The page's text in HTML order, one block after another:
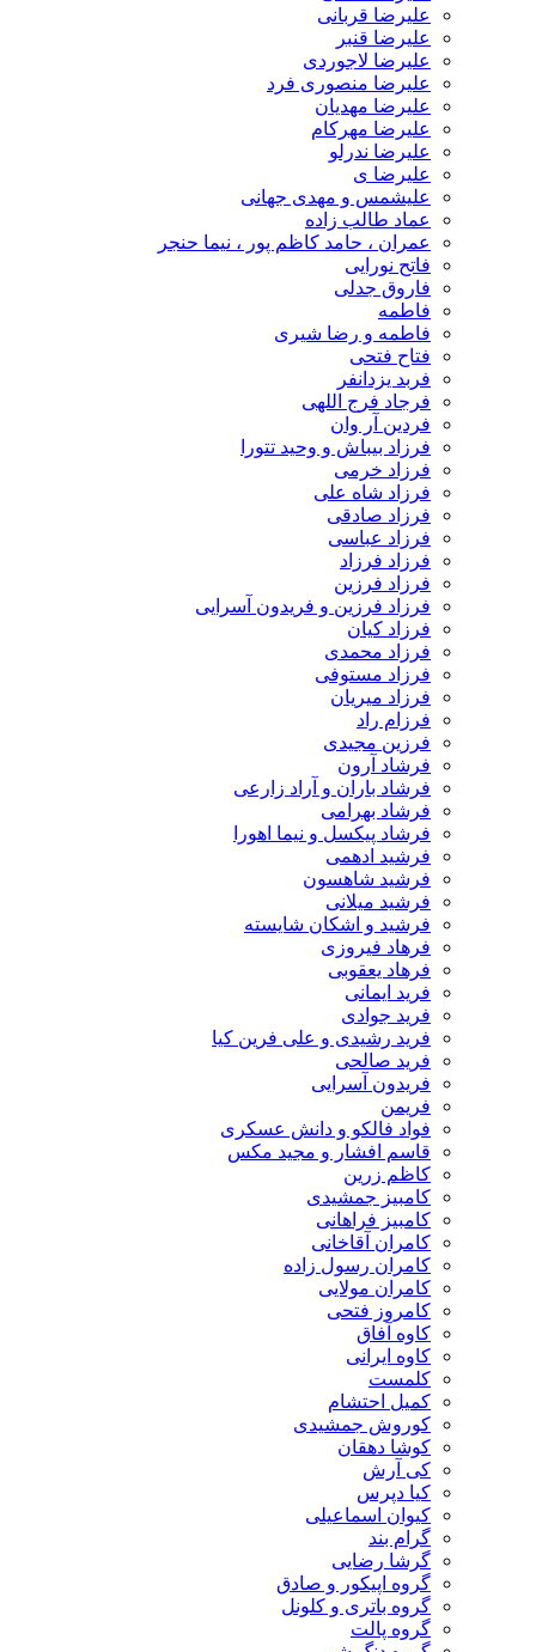
علیرضا قربانی
علیرضا قنبر
علیرضا لاجوردی
علیرضا منصوری فرد
علیرضا مهدیان
علیرضا مهرکام
علیرضا ندرلو
علیرضا ی
علیشمس و مهدی جهانی
عماد طالب زاده
عمران ، حامد کاظم پور ، نیما حنجر
فاتح نورایی
فاروق جدلی
فاطمه
فاطمه و رضا شیری
فتاح فتحی
فربد یزدانفر
فرجاد فرج اللهی
فردین آر وان
فرزاد بیباش و وحید تتورا
فرزاد خرمی
فرزاد شاه علی
فرزاد صادقی
فرزاد عباسی
فرزاد فرزاد
فرزاد فرزین
فرزاد فرزین و فریدون آسرایی
فرزاد کیان
فرزاد محمدی
فرزاد مستوفی
فرزاد میریان
فرزام راد
فرزین مجیدی
فرشاد آرون
فرشاد باران و آراد زارعی
فرشاد بهرامی
فرشاد پیکسل و نیما اهورا
فرشید ادهمی
فرشید شاهسون
فرشید میلانی
فرشید و اشکان شایسته
فرهاد فیروزی
فرهاد یعقوبی
فرید ایمانی
فرید جوادی
فرید رشیدی و علی فرین کیا
فرید صالحی
فریدون آسرایی
فریمن
فواد فالکو و دانش عسکری
قاسم افشار و مجید مکس
کاظم زرین
کامبیز جمشیدی
کامبیز فراهانی
کامران آقاخانی
کامران رسول زاده
کامران مولایی
کامروز فتحی
کاوه آفاق
کاوه ایرانی
کلمست
کمیل احتشام
کوروش جمشیدی
کوشا دهقان
کی آرش
کیا دپرس
کیوان اسماعیلی
گرام بند
گرشا رضایی
گروه اپیکور و صادق
گروه باتری و کلونل
گروه پالت